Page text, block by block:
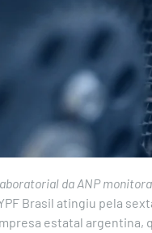
da ANP
Brasil atingiu pela
estatal argentina,